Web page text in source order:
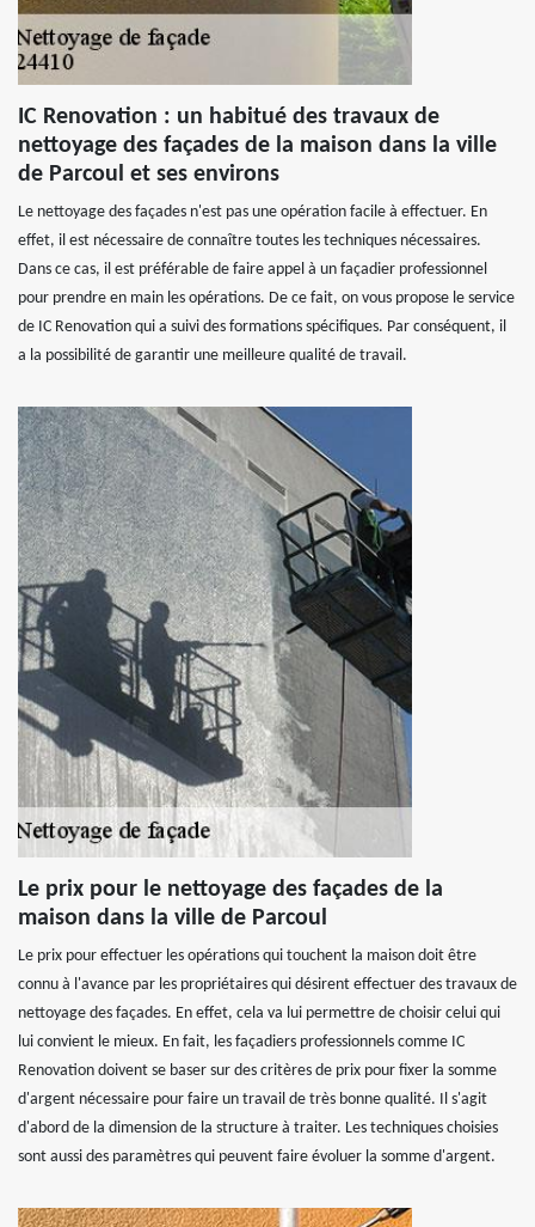
IC Renovation : un habitué des travaux de
nettoyage des façades de la maison dans la ville
de Parcoul et ses environs
Le nettoyage des façades n'est pas une opération facile à effectuer. En
effet, il est nécessaire de connaître toutes les techniques nécessaires.
Dans ce cas, il est préférable de faire appel à un façadier professionnel
pour prendre en main les opérations. De ce fait, on vous propose le service
de IC Renovation qui a suivi des formations spécifiques. Par conséquent, il
a la possibilité de garantir une meilleure qualité de travail.
Le prix pour le nettoyage des façades de la
maison dans la ville de Parcoul
Le prix pour effectuer les opérations qui touchent la maison doit être
connu à l'avance par les propriétaires qui désirent effectuer des travaux de
nettoyage des façades. En effet, cela va lui permettre de choisir celui qui
lui convient le mieux. En fait, les façadiers professionnels comme IC
Renovation doivent se baser sur des critères de prix pour fixer la somme
d'argent nécessaire pour faire un travail de très bonne qualité. Il s'agit
d'abord de la dimension de la structure à traiter. Les techniques choisies
sont aussi des paramètres qui peuvent faire évoluer la somme d'argent.